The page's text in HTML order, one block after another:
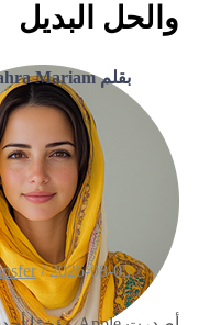
والحل البديل
بقلم Mahra Mariam
2026-08-05 /